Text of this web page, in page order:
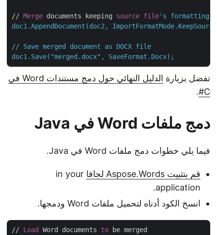
// Merge documents keeping source file's formatting
doc1.AppendDocument(doc2,
// Save merged document as DOCX file
تفضل بزيارة
الدليل النهائي حول دمج مستندات Word في
C#
.
دمج ملفات Word في Java
فيما يلي خطوات دمج ملفات Word في Java.
قم بتثبيت Aspose.Words لجافا
in your
application.
انسخ الكود أدناه لتحميل ملفات Word ودمجها.
// Load Word documents to